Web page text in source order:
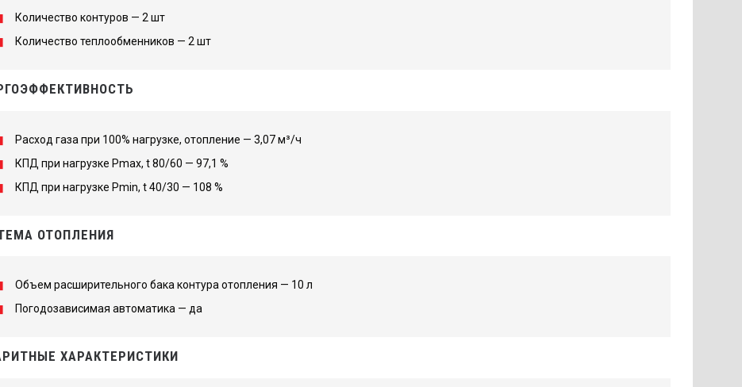
Количество контуров — 2 шт
Количество теплообменников — 2 шт
Расход газа при 100% нагрузке, отопление — 3,07 м³/ч
КПД при нагрузке Pmax, t 80/60 — 97,1 %
КПД при нагрузке Pmin, t 40/30 — 108 %
ОТОПЛЕНИЯ
Объем расширительного бака контура отопления — 10 л
Погодозависимая автоматика — да
ХАРАКТЕРИСТИКИ